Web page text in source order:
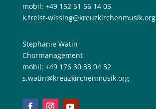
mobil: +49 152 51 56 14 05
k.freist-wissing@kreuzkirchenmusik.org
Stephanie Watin
Chormanagement
mobil: +49 176 30 33 04 32
s.watin@kreuzkirchenmusik.org